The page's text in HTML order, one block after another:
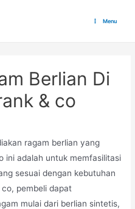
Menu
Berlian Di
& co
ragam berlian yang
ini adalah untuk memfasilitasi
sesuai dengan kebutuhan
co, pembeli dapat
mulai dari berlian sintetis,